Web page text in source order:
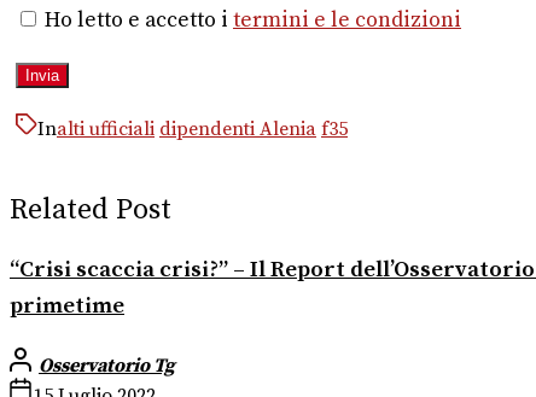
Ho letto e accetto i termini e le condizioni
Inalti ufficiali dipendenti Alenia f35
Related Post
“Crisi scaccia crisi?” – Il Report
primetime
Osservatorio Tg